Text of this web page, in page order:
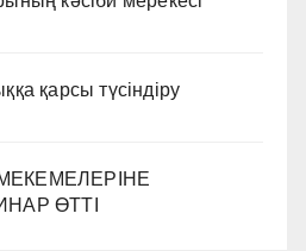
қарсы түсіндіру
ӨТТІ